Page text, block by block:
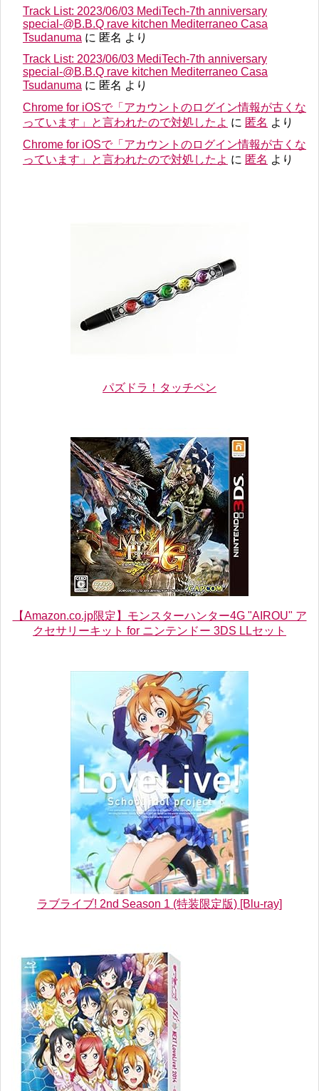
Track List: 2023/06/03 MediTech-7th anniversary
special-@B.B.Q rave kitchen Mediterraneo Casa
Tsudanuma に 匿名 より
Track List: 2023/06/03 MediTech-7th anniversary
special-@B.B.Q rave kitchen Mediterraneo Casa
Tsudanuma に 匿名 より
Chrome for iOSで「アカウントのログイン情報が古くな
っています」と言われたので対処したよ に 匿名 より
Chrome for iOSで「アカウントのログイン情報が古くな
っています」と言われたので対処したよ に 匿名 より
パズドラ！タッチペン
【Amazon.co.jp限定】モンスターハンター4G "AIROU" ア
クセサリーキット for ニンテンドー 3DS LLセット
ラブライブ! 2nd Season 1 (特装限定版) [Blu-ray]